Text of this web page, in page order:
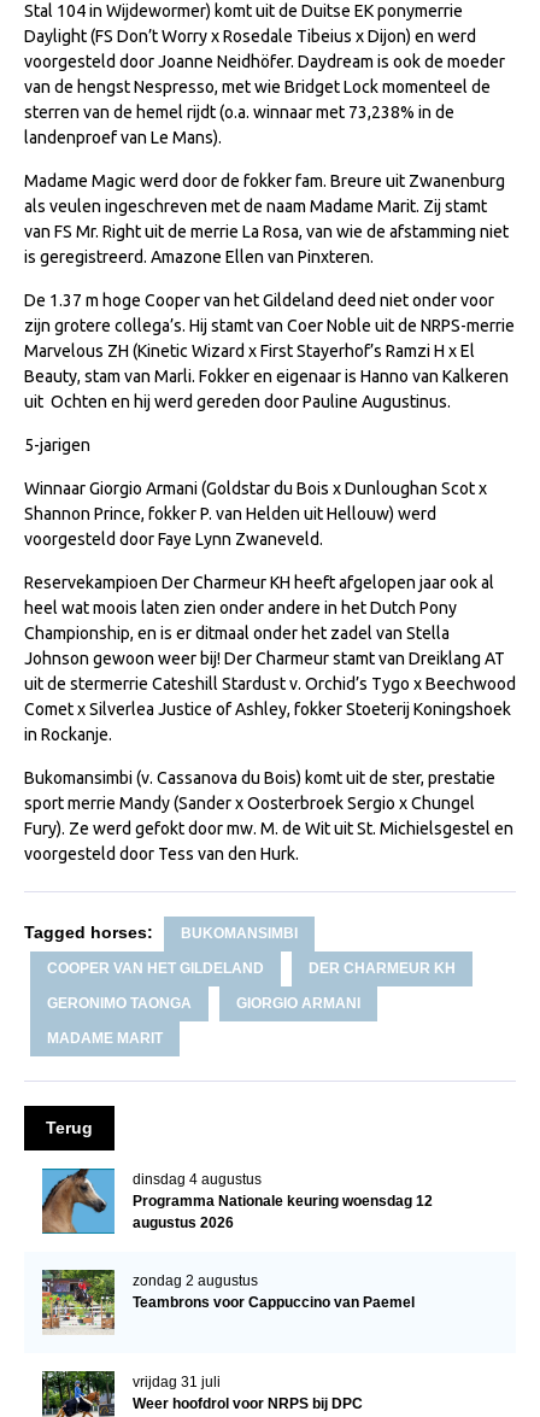
Nationale Keuring
Late Veulenkeuring
ABOP
Sport
Wereldkampioenschap Jonge Paarden
Dutch Pony Championship
Evenementen
Arabian Horse Events
Arabissimo
Veulenregistratie
PEDIGREE ONLINE
Onze fokkerij
Fokkerij informatie
Fokprogramma's en registratie
Informatie veulen registratie
NRPS-Boegbeeld
Predicaten
Cornage
Röntgenonderzoek
WBSFH
Dekhengsten
Zoek een hengst
Informatie Hengstenkeuring
AANMELDEN HENGSTENKEURING ONDER HET
Verrichtingsonderzoek NRPS
Verrichtingsonderzoek 2023-2024
Stal 104 in Wijdewormer) komt uit de Duitse EK ponymerrie
Daylight (FS Don’t Worry x Rosedale Tibeius x Dijon) en werd
voorgesteld door Joanne Neidhöfer. Daydream is ook de moeder
van de hengst Nespresso, met wie Bridget Lock momenteel de
sterren van de hemel rijdt (o.a. winnaar met 73,238% in de
landenproef van Le Mans).
Madame Magic werd door de fokker fam. Breure uit Zwanenburg
als veulen ingeschreven met de naam Madame Marit. Zij stamt
van FS Mr. Right uit de merrie La Rosa, van wie de afstamming niet
is geregistreerd. Amazone Ellen van Pinxteren.
De 1.37 m hoge Cooper van het Gildeland deed niet onder voor
zijn grotere collega’s. Hij stamt van Coer Noble uit de NRPS-merrie
Marvelous ZH (Kinetic Wizard x First Stayerhof’s Ramzi H x El
Beauty, stam van Marli. Fokker en eigenaar is Hanno van Kalkeren
uit Ochten en hij werd gereden door Pauline Augustinus.
5-jarigen
Winnaar Giorgio Armani (Goldstar du Bois x Dunloughan Scot x
Shannon Prince, fokker P. van Helden uit Hellouw) werd
voorgesteld door Faye Lynn Zwaneveld.
Reservekampioen Der Charmeur KH heeft afgelopen jaar ook al
heel wat moois laten zien onder andere in het Dutch Pony
Championship, en is er ditmaal onder het zadel van Stella
Johnson gewoon weer bij! Der Charmeur stamt van Dreiklang AT
uit de stermerrie Cateshill Stardust v. Orchid’s Tygo x Beechwood
Comet x Silverlea Justice of Ashley, fokker Stoeterij Koningshoek
in Rockanje.
Bukomansimbi (v. Cassanova du Bois) komt uit de ster, prestatie
sport merrie Mandy (Sander x Oosterbroek Sergio x Chungel
Fury). Ze werd gefokt door mw. M. de Wit uit St. Michielsgestel en
voorgesteld door Tess van den Hurk.
Tagged horses: BUKOMANSIMBI
COOPER VAN HET GILDELAND DER CHARMEUR KH
GERONIMO TAONGA GIORGIO ARMANI
MADAME MARIT
Terug
dinsdag 4 augustus
Programma Nationale keuring woensdag 12
augustus 2026
zondag 2 augustus
Teambrons voor Cappuccino van Paemel
vrijdag 31 juli
Weer hoofdrol voor NRPS bij DPC